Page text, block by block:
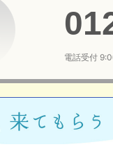
電話受付